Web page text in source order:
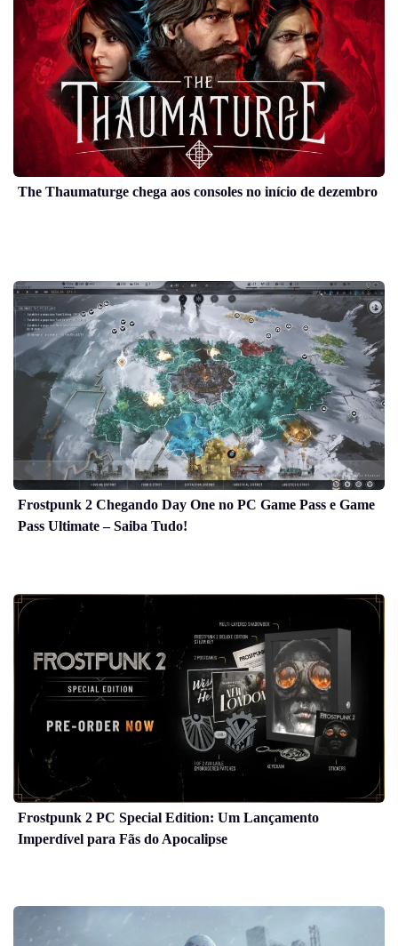
The Thaumaturge chega aos consoles no início de dezembro
Frostpunk 2 Chegando Day One no PC Game Pass e Game
Pass Ultimate – Saiba Tudo!
Frostpunk 2 PC Special Edition: Um Lançamento
Imperdível para Fãs do Apocalipse